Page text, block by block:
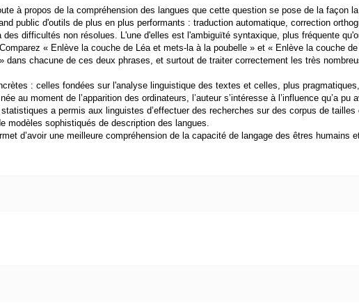
à propos de la compréhension des langues que cette question se pose de la façon
public d'outils de plus en plus performants : traduction automatique, correction
difficultés non résolues. L'une d'elles est l'ambiguïté syntaxique, plus fréquente
« Enlève la couche de Léa et mets-la à la poubelle » et « Enlève la couche
chacune de ces deux phrases, et surtout de traiter correctement les très
: celles fondées sur l'analyse linguistique des textes et celles, plus
au moment de l’apparition des ordinateurs, l’auteur s’intéresse à l’influence qu’a pu
a permis aux linguistes d’effectuer des recherches sur des corpus de tailles
modèles sophistiqués de description des langues.
d’avoir une meilleure compréhension de la capacité de langage des êtres humains